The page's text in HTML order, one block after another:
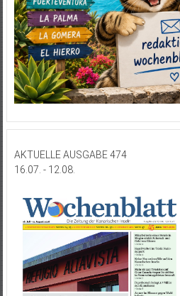
AKTUELLE AUSGABE 474
16.07. - 12.08.